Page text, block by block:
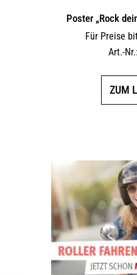
Poster „Rock
Für Preise
Art.-
ZUM